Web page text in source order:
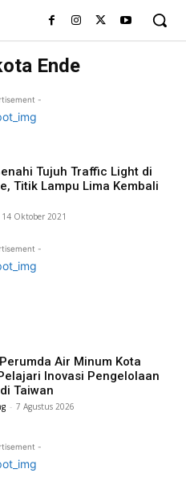
Ende
-
Tujuh Traffic Light di
Titik Lampu Lima Kembali
14 Oktober 2021
-
Air Minum Kota
Inovasi Pengelolaan
Taiwan
- 7 Agustus 2026
-